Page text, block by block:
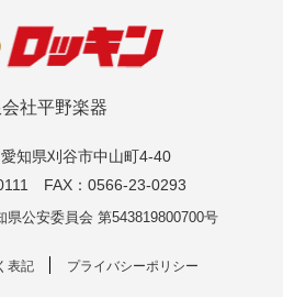
社平野楽器
知県刈谷市中山町4-40
FAX：0566-23-0293
県公安委員会 第543819800700号
表記 プライバシーポリシー